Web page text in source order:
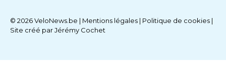
© 2026 VeloNews.be | Mentions légales | Politique de cookies |
Site créé parJérémy Cochet